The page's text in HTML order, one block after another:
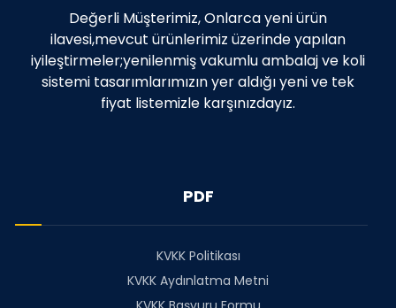
Değerli Müşterimiz, Onlarca yeni ürün
ilavesi,mevcut ürünlerimiz üzerinde yapılan
iyileştirmeler;yenilenmiş vakumlu ambalaj ve koli
sistemi tasarımlarımızın yer aldığı yeni ve tek
fiyat listemizle karşınızdayız.
PDF
KVKK Politikası
KVKK Aydınlatma Metni